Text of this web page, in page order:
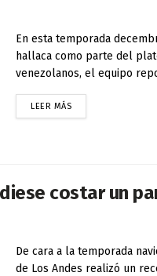
En esta temporada
hallaca como parte del
venezolanos, el equipo
LEER MÁS
costar un
De cara a la temporada
de Los Andes realizó un